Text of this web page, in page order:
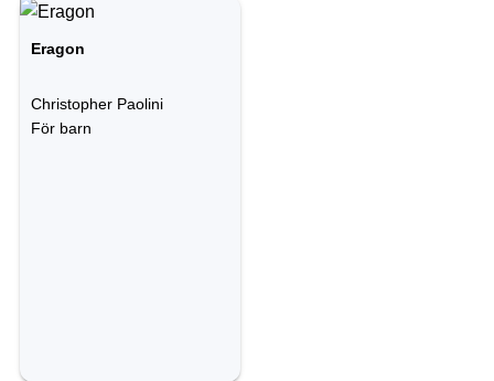
Eragon
Christopher Paolini
För barn